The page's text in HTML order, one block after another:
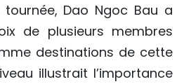
Dao Ngoc Bau a
de plusieurs membres
destinations de cette
illustrait l’importance